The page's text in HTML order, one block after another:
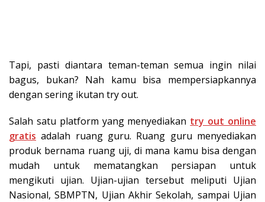
Tapi, pasti diantara teman-teman semua ingin nilai
bagus, bukan? Nah kamu bisa mempersiapkannya
dengan sering ikutan try out.
Salah satu platform yang menyediakan try out online
gratis adalah ruang guru. Ruang guru menyediakan
produk bernama ruang uji, di mana kamu bisa dengan
mudah untuk mematangkan persiapan untuk
mengikuti ujian. Ujian-ujian tersebut meliputi Ujian
Nasional, SBMPTN, Ujian Akhir Sekolah, sampai Ujian